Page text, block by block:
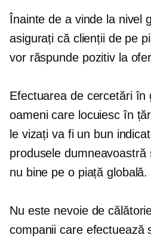
Înainte de a vinde la nivel
asigurați că clienții de pe
vor răspunde pozitiv la
Efectuarea de cercetări în
oameni care locuiesc în
le vizați va fi un bun
produsele
nu bine pe o piață globală.
Nu este nevoie de
companii care efectuează